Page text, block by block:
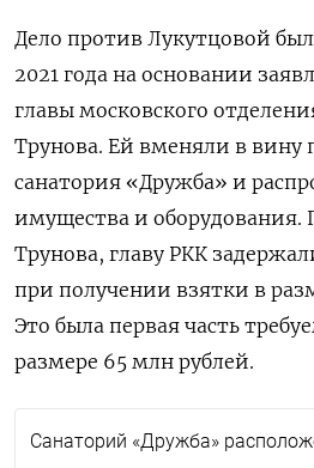
Дело против Лукутцовой
2021 года на основании
главы московского
Трунова. Ей вменяли в вину
санатория «Дружба» и
имущества и оборудования.
Трунова, главу РКК
при получении взятки в
Это была первая часть
размере 65 млн рублей.
Санаторий «Дружба»